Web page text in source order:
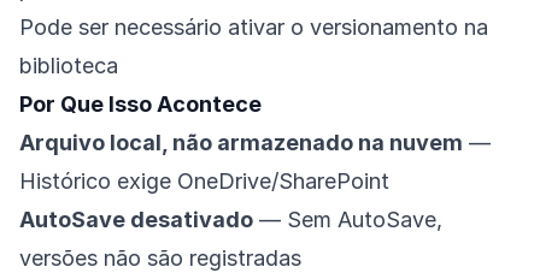
Pode ser necessário ativar o versionamento na
biblioteca
Por Que Isso Acontece
Arquivo local, não armazenado na nuvem —
Histórico exige OneDrive/SharePoint
AutoSave desativado — Sem AutoSave,
versões não são registradas